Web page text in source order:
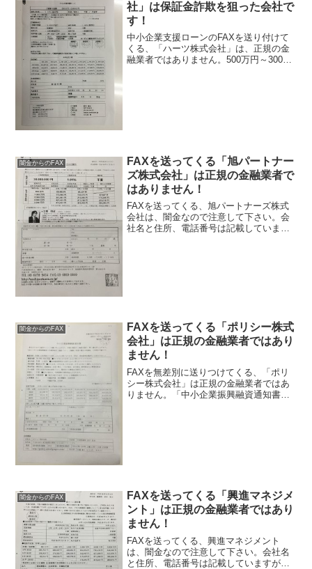
社」は保証金詐欺を狙った会社で
す！
中小企業支援ローンのFAXを送り付けて
くる、「ハーツ株式会社」は、正規の金
融業者ではありません。500万円～3000
闇金からのFAX
FAXを送ってくる「旭パートナー
ズ株式会社」は正規の金融業者で
はありません！
FAXを送ってくる、旭パートナーズ株式
会社は、闇金なので注意して下さい。会
社名と住所、電話番号は記載しています
闇金からのFAX
FAXを送ってくる「ポリシー株式
会社」は正規の金融業者ではあり
ません！
FAXを無差別に送りつけてくる、「ポリ
シー株式会社」は正規の金融業者ではあ
りません。「中小企業振興融資通知書」
闇金からのFAX
FAXを送ってくる「興進マネジメ
ント」は正規の金融業者ではあり
ません！
FAXを送ってくる、興進マネジメント
は、闇金なので注意して下さい。会社名
と住所、電話番号は記載していますが、